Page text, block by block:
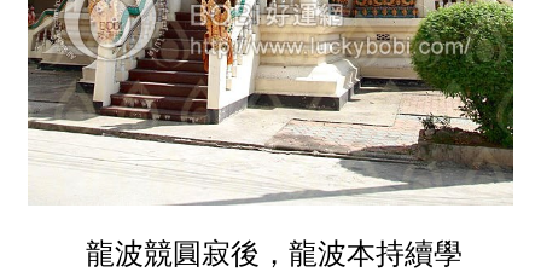
龍波競圓寂後，龍波本持續學